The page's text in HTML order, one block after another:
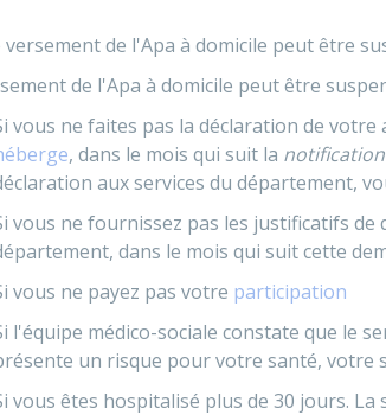
versement de l'Apa à domicile peut être
de l'Apa à domicile peut être
vous ne faites pas la déclaration de votre
, dans le mois qui suit la notification
aux services du département,
vous ne fournissez pas les justificatifs de
dans le mois qui suit cette
vous ne payez pas votre participation
l'équipe médico-sociale constate que le
un risque pour votre santé,
vous êtes hospitalisé plus de 30 jours. La